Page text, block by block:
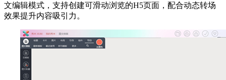
文编辑模式，支持创建可滑动浏览的H5页面，配合动态转场
效果提升内容吸引力。